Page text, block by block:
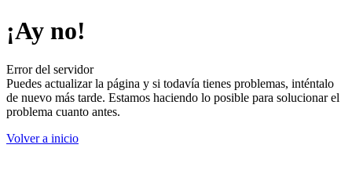
¡Ay no!
Error del servidor
Puedes actualizar la página y si todavía tienes problemas, inténtalo
de nuevo más tarde. Estamos haciendo lo posible para solucionar el
problema cuanto antes.
Volver a inicio